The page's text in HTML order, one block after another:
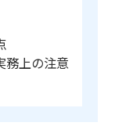
務上の注意